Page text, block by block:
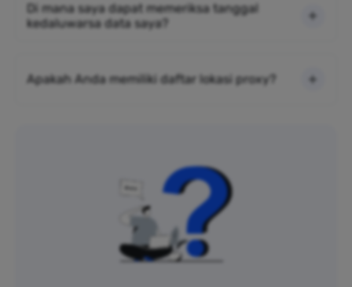
Di mana saya dapat memeriksa tanggal
kedaluwarsa data saya?
Apakah Anda memiliki daftar lokasi proxy?